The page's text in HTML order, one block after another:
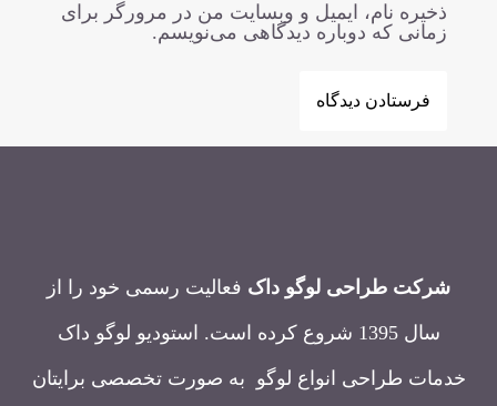
ذخیره نام، ایمیل و وبسایت من در مرورگر برای
زمانی که دوباره دیدگاهی می‌نویسم.
شرکت طراحی لوگو داک فعالیت رسمی خود را از
سال 1395 شروع کرده است. استودیو لوگو داک
خدمات طراحی انواع لوگو به صورت تخصصی برایتان